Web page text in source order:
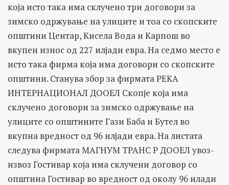
која исто така има склучено три договори за
зимско одржување на улиците и тоа со скопските
општини Центар, Кисела Вода и Карпош во
вкупен износ од 227 илјади евра. На седмо место е
исто така фирма која има договори со скопските
општини. Станува збор за фирмата РЕКА
ИНТЕРНАЦИОНАЛ ДООЕЛ Скопје која има
склучено договори за зимско одржување на
улиците со општините Гази Баба и Бутел во
вкупна вредност од 96 илјади евра. На листата
следува фирмата МАГНУМ ТРАНС Р ДООЕЛ увоз-
извоз Гостивар која има склучени договор со
општина Гостивар во вредност од околу 96 илади